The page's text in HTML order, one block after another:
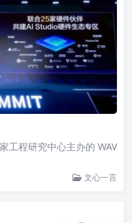
工程研究中心主办的 WAV
文心一言